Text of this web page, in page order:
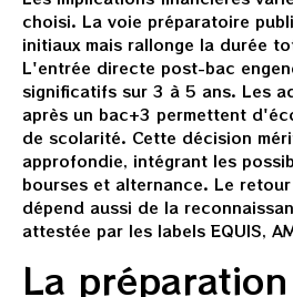
choisi. La voie préparatoire
initiaux mais rallonge la durée
L'entrée directe post-bac
significatifs sur 3 à 5 ans. Les
après un bac+3 permettent
de scolarité. Cette décision
approfondie, intégrant les
bourses et alternance. Le
dépend aussi de la
attestée par les labels EQUIS,
La